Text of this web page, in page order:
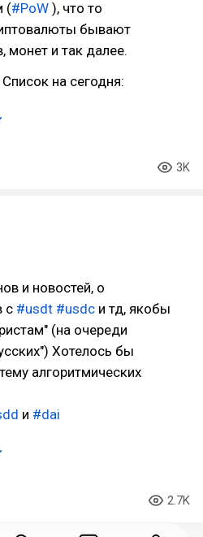
(#PoW ), что то
бывают
монет и так далее.
на сегодня:
3K
и новостей, о
с #usdt #usdc и тд, якобы
(на очереди
Хотелось бы
алгоритмических
и #dai
2.7K